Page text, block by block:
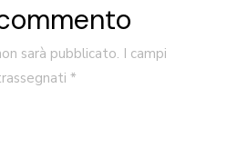
sarà pubblicato. I campi
*